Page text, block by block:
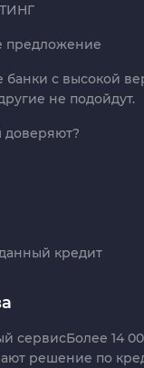
предложение
банки с высокой
не подойдут.
кредит
сервисБолее 14
решение по